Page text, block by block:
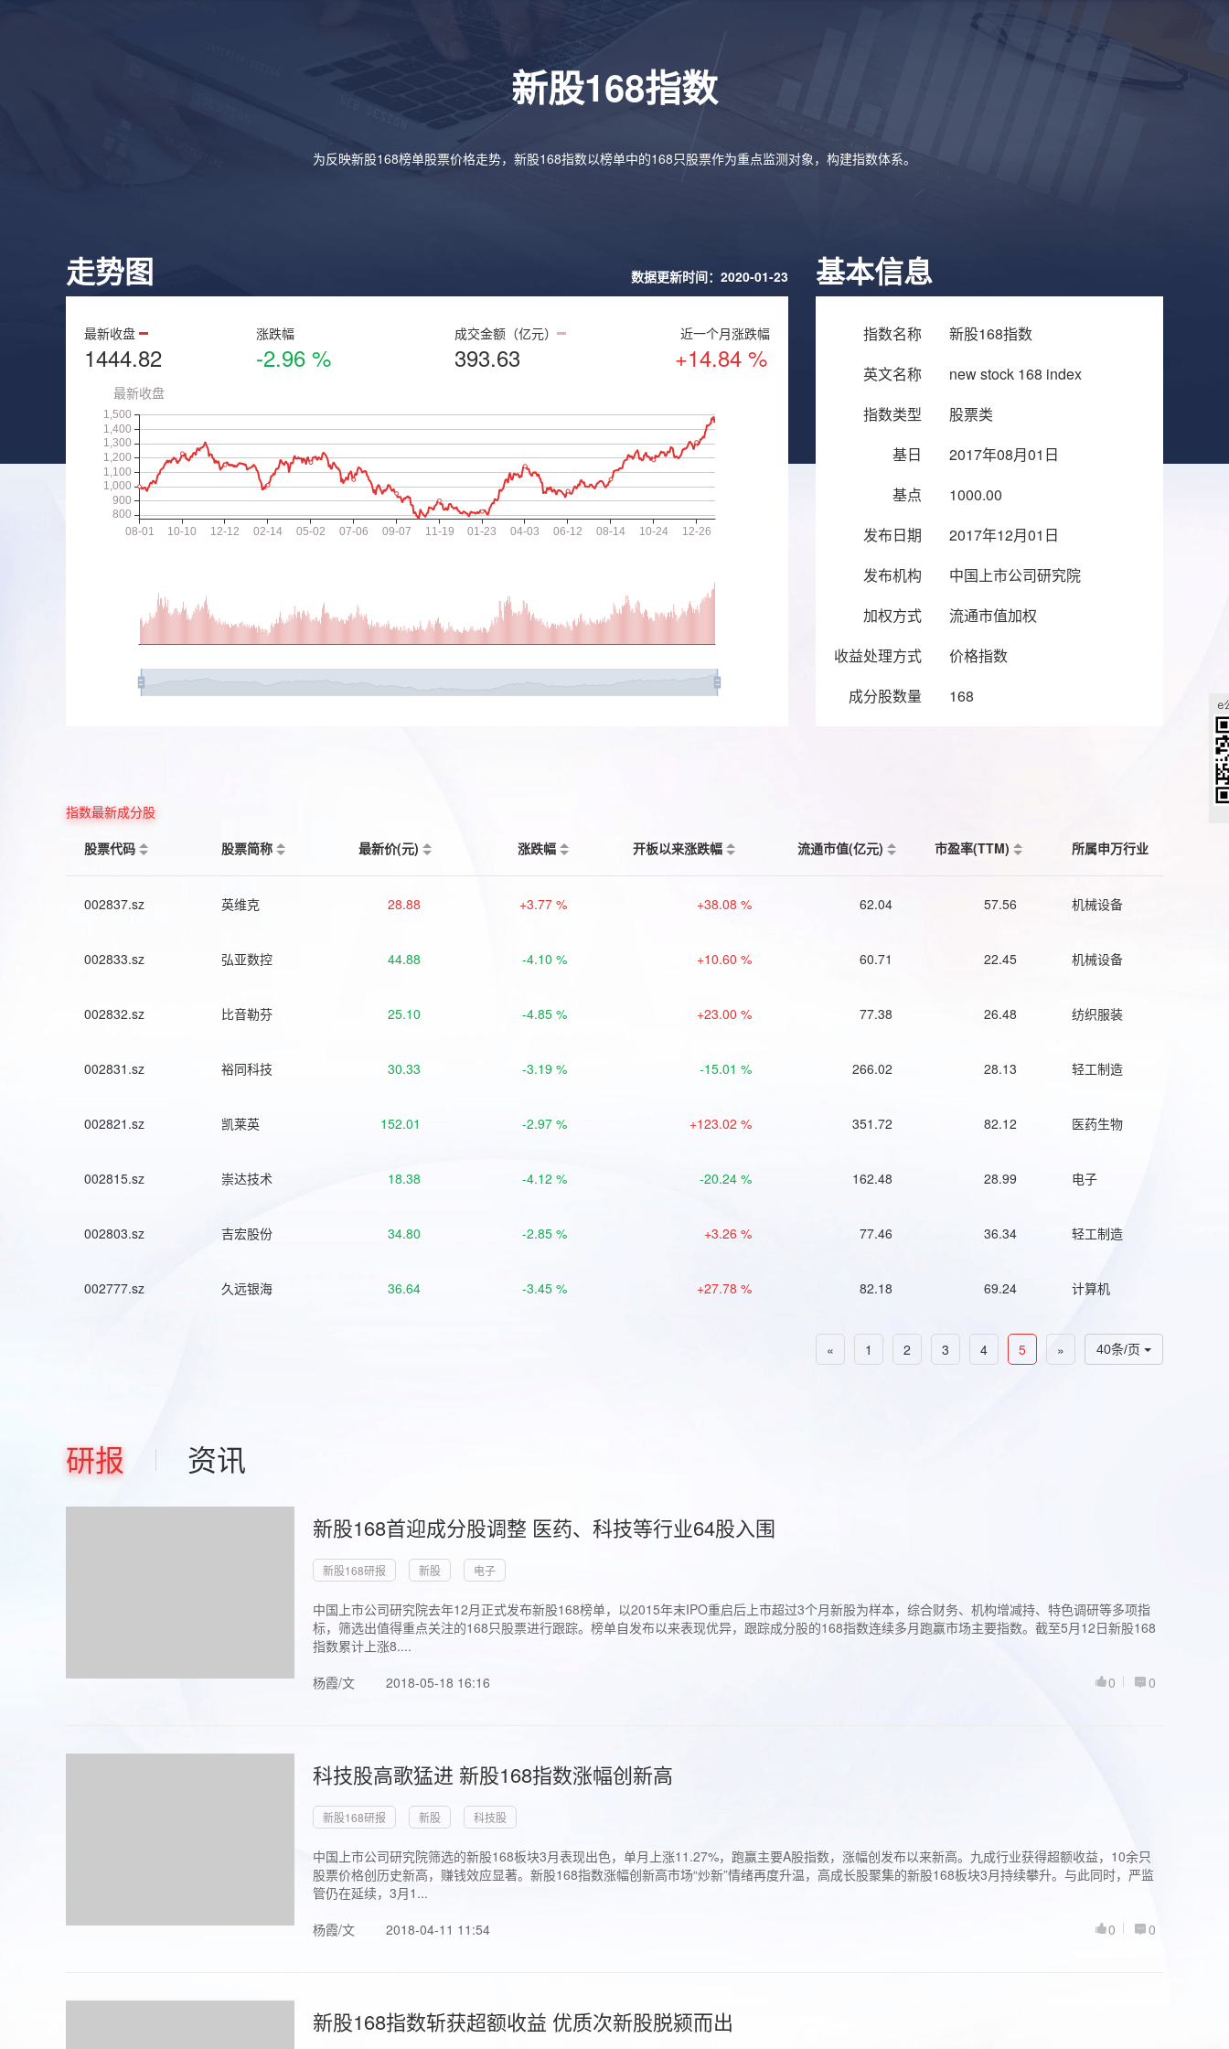
新股168指数
为反映新股168榜单股票价格走势，新股168指数以榜单中的168只股票作为重点监测对象，构建指数体系。
走势图 数据更新时间：2020-01-23
最新收盘
1444.82
涨跌幅
-2.96 %
成交金额（亿元）
393.63
近一个月涨跌幅
+14.84 %
基本信息
指数名称
新股168指数
英文名称
new stock 168 index
指数类型
股票类
基日
2017年08月01日
基点
1000.00
发布日期
2017年12月01日
发布机构
中国上市公司研究院
加权方式
流通市值加权
收益处理方式
价格指数
成分股数量
168
指数最新成分股
股票代码
股票简称 最新价(元) 涨跌幅 开板以来涨跌幅 流通市值(亿元) 市盈率(TTM) 所属申万行业
002837.sz 英维克 28.88 +3.77 % +38.08 % 62.04 57.56 机械设备
002833.sz 弘亚数控 44.88 -4.10 % +10.60 % 60.71 22.45 机械设备
002832.sz 比音勒芬 25.10 -4.85 % +23.00 % 77.38 26.48 纺织服装
002831.sz 裕同科技 30.33 -3.19 % -15.01 % 266.02 28.13 轻工制造
002821.sz 凯莱英 152.01 -2.97 % +123.02 % 351.72 82.12 医药生物
002815.sz 崇达技术 18.38 -4.12 % -20.24 % 162.48 28.99 电子
002803.sz 吉宏股份 34.80 -2.85 % +3.26 % 77.46 36.34 轻工制造
002777.sz 久远银海 36.64 -3.45 % +27.78 % 82.18 69.24 计算机
40条/页
« 1 2 3 4 5 »
研报 资讯
新股168首迎成分股调整 医药、科技等行业64股入围
新股168研报 新股 电子
中国上市公司研究院去年12月正式发布新股168榜单，以2015年末IPO重启后上市超过3个月新股为样本，综合财务、机构增减持、特色调研等多项指
标，筛选出值得重点关注的168只股票进行跟踪。榜单自发布以来表现优异，跟踪成分股的168指数连续多月跑赢市场主要指数。截至5月12日新股168
指数累计上涨8....
杨霞/文
2018-05-18 16:16 0
0
科技股高歌猛进 新股168指数涨幅创新高
新股168研报 新股 科技股
中国上市公司研究院筛选的新股168板块3月表现出色，单月上涨11.27%，跑赢主要A股指数，涨幅创发布以来新高。九成行业获得超额收益，10余只
股票价格创历史新高，赚钱效应显著。新股168指数涨幅创新高市场“炒新”情绪再度升温，高成长股聚集的新股168板块3月持续攀升。与此同时，严监
管仍在延续，3月1...
杨霞/文
2018-04-11 11:54 0
0
新股168指数斩获超额收益 优质次新股脱颍而出